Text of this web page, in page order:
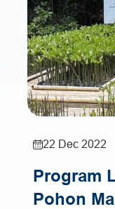
22 Dec 2022
Program
Pohon